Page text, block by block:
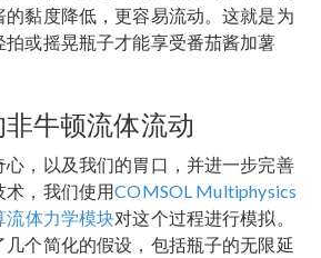
的黏度降低，更容易流动。这就是为
或摇晃瓶子才能享受番茄酱加薯
牛顿流体流动
心，以及我们的胃口，并进一步完善
术，我们使用COMSOL Multiphysics
流体力学模块对这个过程进行模拟。
个简化的假设，包括瓶子的无限延